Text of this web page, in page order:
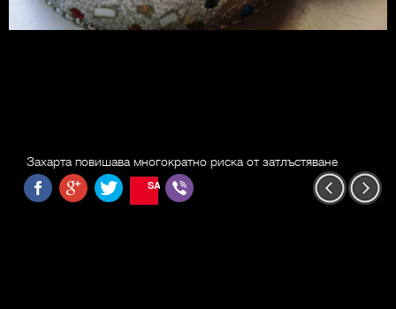
Захарта повишава многократно риска от затлъстяване
SAVE